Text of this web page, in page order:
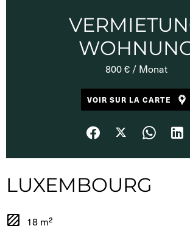
800 € / Monat
VOIR SUR LA CARTE
LUXEMBOURG
18 m²